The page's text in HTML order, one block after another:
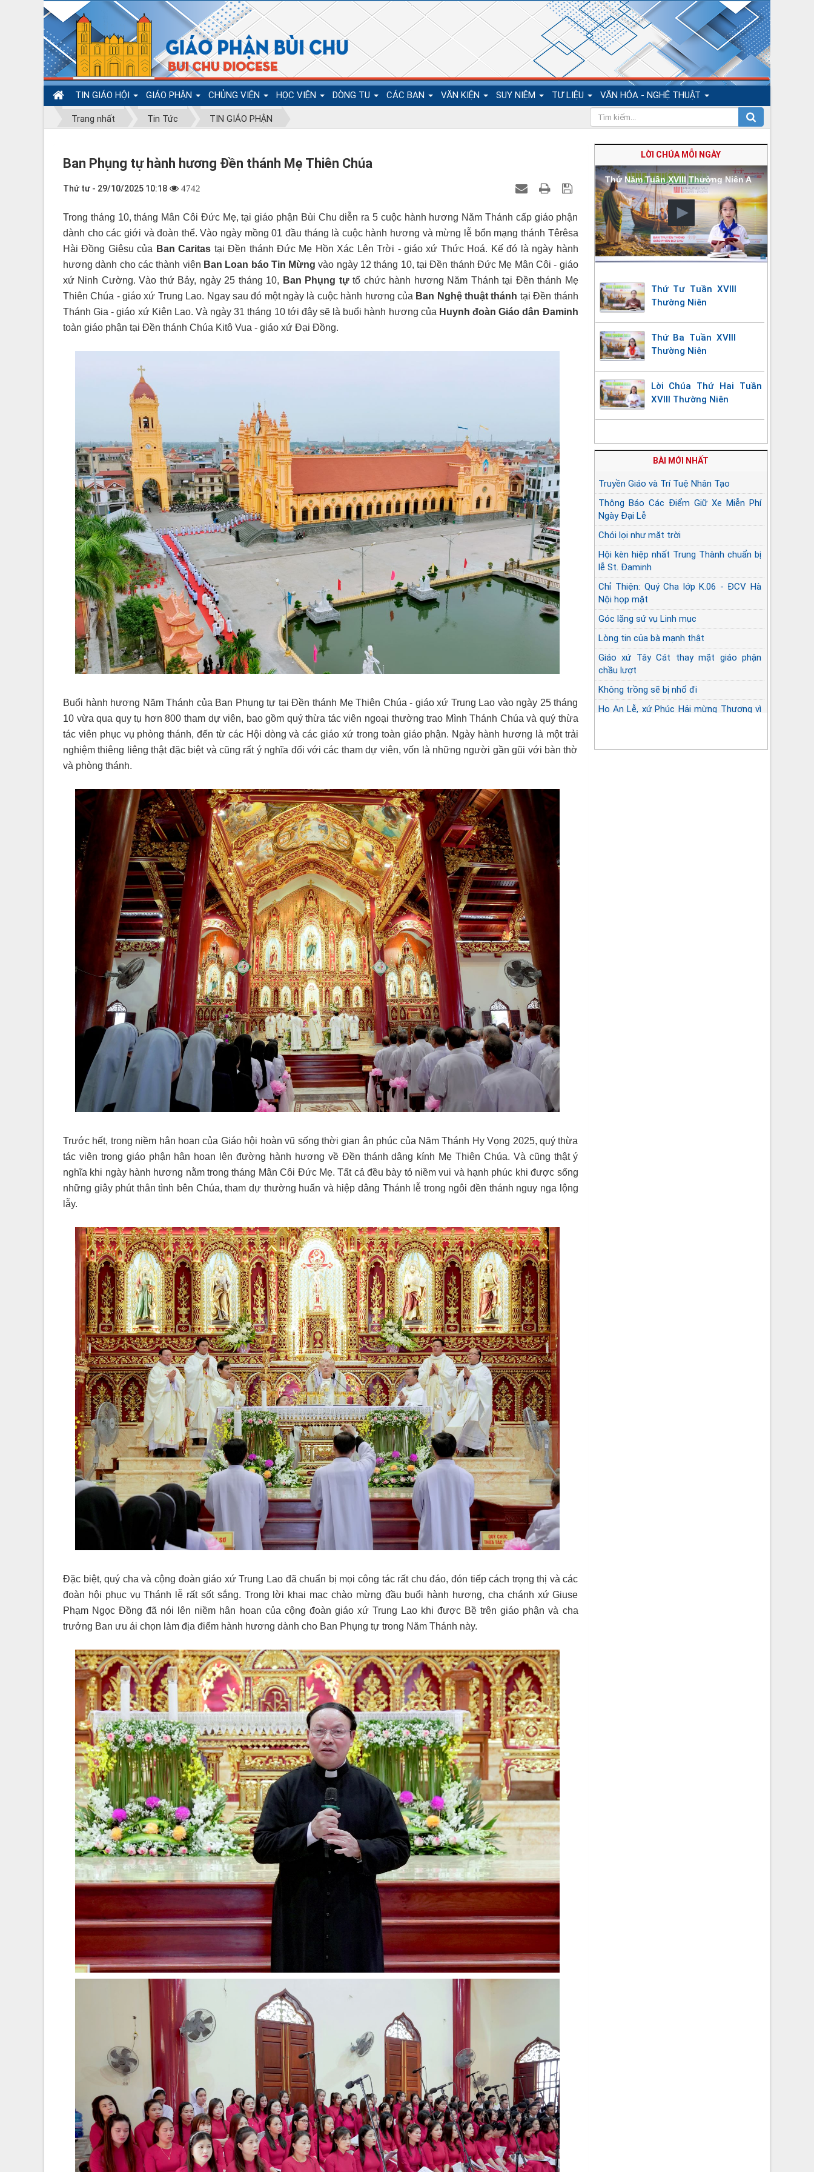
TIN GIÁO HỘI GIÁO PHẬN CHỦNG VIỆN HỌC VIỆN DÒNG TU CÁC BAN VĂN KIỆN SUY NIỆM TƯ LIỆU VĂN HÓA - NGHỆ THUẬT
Trang nhất Tin Tức TIN GIÁO PHẬN
Ban Phụng tự hành hương Đền thánh Mẹ Thiên Chúa
Thứ tư - 29/10/2025 10:18 4742
Trong tháng 10, tháng Mân Côi Đức Mẹ, tại giáo phận Bùi Chu diễn ra 5 cuộc hành hương Năm Thánh cấp giáo phận
dành cho các giới và đoàn thể. Vào ngày mồng01 đầu tháng là cuộc hành hương và mừng lễ bổn mạng thánh Têrêsa
Hài Đồng Giêsu của Ban Caritas tại Đền thánh Đức Mẹ Hồn Xác Lên Trời - giáo xứ Thức Hoá. Kế đó là ngày hành
hương dành cho các thành viên Ban Loan báo Tin Mừng vào ngày 12 tháng 10, tại Đền thánh Đức Mẹ Mân Côi - giáo
xứ Ninh Cường.Vào thứ Bảy, ngày 25 tháng 10, Ban Phụng tựtổ chức hành hương Năm Thánh tại Đền thánh Mẹ
Thiên Chúa - giáo xứ Trung Lao. Ngay sau đó một ngày là cuộc hành hương của Ban Nghệ thuật thánh tại Đền thánh
Thánh Gia - giáo xứ Kiên Lao. Và ngày 31 tháng 10 tới đây sẽ là buổi hành hương của Huynh đoàn Giáo dân Đaminh
toàn giáo phận tại Đền thánh Chúa Kitô Vua - giáo xứ Đại Đồng.
Buổi hành hương Năm Thánh của Ban Phụng tự tại Đền thánh Mẹ Thiên Chúa - giáo xứ Trung Lao vào ngày 25 tháng
10 vừa qua quy tụ hơn 800 tham dự viên, bao gồm quý thừa tác viên ngoại thường trao Mình Thánh Chúa và quý thừa
tác viên phục vụ phòng thánh, đến từ các Hội dòng và các giáo xứ trong toàn giáo phận. Ngày hành hương là một trải
nghiệm thiêng liêng thật đặc biệt và cũng rất ý nghĩa đối với các tham dự viên, vốn là những người gần gũi với bàn thờ
và phòng thánh.
Trước hết, trong niềm hân hoan của Giáo hội hoàn vũ sống thời gian ân phúc của Năm Thánh Hy Vọng 2025, quý thừa
tác viên trong giáo phận hân hoan lên đường hành hương về Đền thánh dâng kính Mẹ Thiên Chúa. Và cũng thật ý
nghĩa khi ngày hành hương nằm trong tháng Mân Côi Đức Mẹ. Tất cả đều bày tỏ niềm vui và hạnh phúc khi được sống
những giây phút thân tình bên Chúa, tham dự thường huấn và hiệp dâng Thánh lễ trong ngôi đền thánh nguy nga lộng
lẫy.
Đặc biệt, quý cha và cộng đoàn giáo xứ Trung Lao đã chuẩn bị mọi công tác rất chu đáo, đón tiếp cách trọng thị và các
đoàn hội phục vụ Thánh lễ rất sốt sắng. Trong lời khai mạc chào mừng đầu buổi hành hương, cha chánh xứ Giuse
Phạm Ngọc Đồng đã nói lên niềm hân hoan của cộng đoàn giáo xứ Trung Lao khi được Bề trên giáo phận và cha
trưởng Ban ưu ái chọn làm địa điểm hành hương dành cho Ban Phụng tự trong Năm Thánh này.
LỜI CHÚA MỖI NGÀY
Thứ Năm Tuần XVIII Thường Niên A
Thứ Tư Tuần XVIII
Thường Niên
Thứ Ba Tuần XVIII
Thường Niên
Lời Chúa Thứ Hai Tuần
XVIII Thường Niên
BÀI MỚI NHẤT
Truyền Giáo và Trí Tuệ Nhân Tạo
Thông Báo Các Điểm Giữ Xe Miễn Phí
Ngày Đại Lễ
Chói lọi như mặt trời
Hội kèn hiệp nhất Trung Thành chuẩn bị
lễ St. Đaminh
Chỉ Thiện: Quý Cha lớp K.06 - ĐCV Hà
Nội họp mặt
Góc lặng sứ vụ Linh mục
Lòng tin của bà mạnh thật
Giáo xứ Tây Cát thay mặt giáo phận
chầu lượt
Không trồng sẽ bị nhổ đi
Họ An Lễ, xứ Phúc Hải mừng Thượng vì